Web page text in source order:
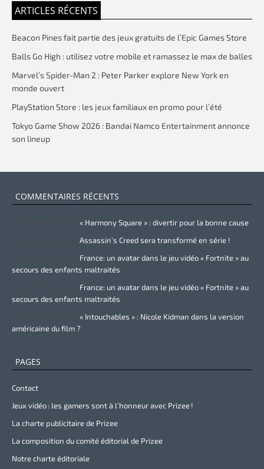
ARTICLES RÉCENTS
Beacon Pines fait partie des jeux gratuits de l’Epic Games Store
Balls Go High : utilisez votre mobile et ramassez le max de balles
Marvel’s Spider-Man 2 : Peter Parker explore New York en
monde ouvert
PlayStation Store : les jeux familiaux en promo pour l’été
Tokyo Game Show 2026 : Bandai Namco Entertainment annonce
son lineup
COMMENTAIRES RÉCENTS
« Harmony Square » : divertir pour la bonne cause
Assassin’s Creed sera transformé en série !
France: un avatar dans le jeu vidéo « Fortnite » au
secours des enfants maltraités
France: un avatar dans le jeu vidéo « Fortnite » au
secours des enfants maltraités
« Intouchables » : Nicole Kidman dans la version
américaine du film ?
PAGES
Contact
Jeux vidéo : les gamers sont à l’honneur avec Prizee !
La charte publicitaire de Prizee
La composition du comité éditorial de Prizee
Notre charte éditoriale